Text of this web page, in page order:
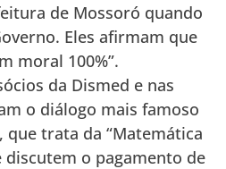
de Mossoró quando
Eles afirmam que
moral 100%”.
da Dismed e nas
o diálogo mais famoso
que trata da “Matemática
discutem o pagamento de